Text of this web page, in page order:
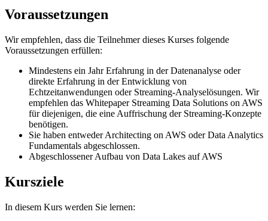
Voraussetzungen
Wir empfehlen, dass die Teilnehmer dieses Kurses folgende
Voraussetzungen erfüllen:
Mindestens ein Jahr Erfahrung in der Datenanalyse oder
direkte Erfahrung in der Entwicklung von
Echtzeitanwendungen oder Streaming-Analyselösungen. Wir
empfehlen das Whitepaper Streaming Data Solutions on AWS
für diejenigen, die eine Auffrischung der Streaming-Konzepte
benötigen.
Sie haben entweder Architecting on AWS oder Data Analytics
Fundamentals abgeschlossen.
Abgeschlossener Aufbau von Data Lakes auf AWS
Kursziele
In diesem Kurs werden Sie lernen: